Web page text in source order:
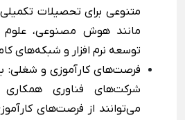
متنوعی برای تحصیلات
مانند هوش مصنوعی، علوم
توسعه نرم ‌افزار و شبکه‌های
فرصت‌های کارآموزی و شغلی:
شرکت‌های فناوری همکاری
می‌توانند از فرصت‌های